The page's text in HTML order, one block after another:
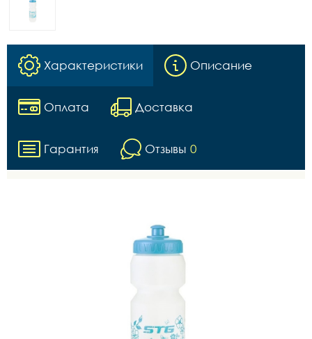
Характеристики Описание
Оплата Доставка
Гарантия Отзывы 0